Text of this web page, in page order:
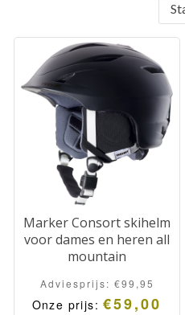
Marker Consort skihelm
voor dames en heren all
mountain
Adviesprijs: €99,95
Onze prijs:€59,00